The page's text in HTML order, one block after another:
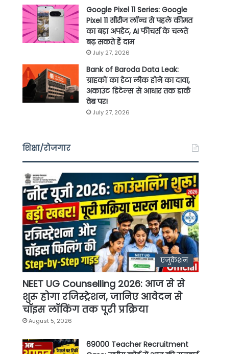
Google Pixel 11 Series: Google
Pixel 11 सीरीज लॉन्च से पहले कीमत
का बड़ा अपडेट, AI फीचर्स के चलते
बढ़ सकते हैं दाम
July 27, 2026
Bank of Baroda Data Leak:
ग्राहकों का डेटा लीक होने का दावा,
अकाउंट डिटेल्स से आधार तक डार्क
वेब पर!
July 27, 2026
शिक्षा/रोजगार
एजुकेशन
NEET UG Counselling 2026: आज से से
शुरू होगा रजिस्ट्रेशन, जानिए आवेदन से
चॉइस लॉकिंग तक पूरी प्रक्रिया
August 5, 2026
69000 Teacher Recruitment